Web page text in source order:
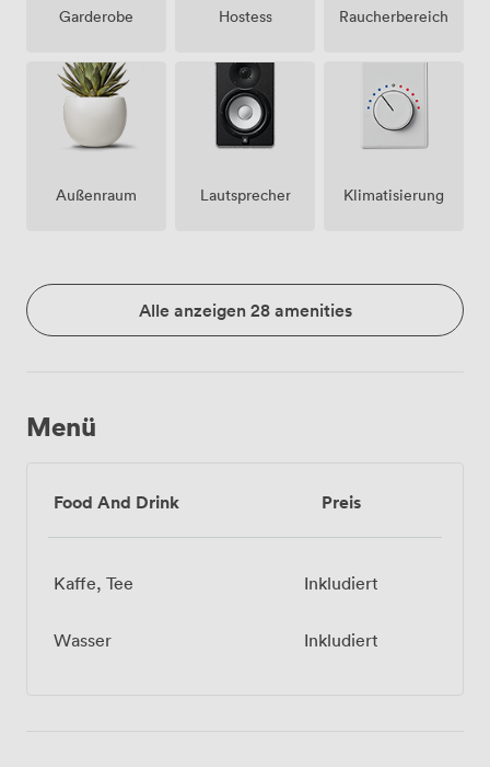
Garderobe Hostess Raucherbereich
Außenraum Lautsprecher Klimatisierung
Alle anzeigen 28 amenities
Menü
Food And Drink Preis
Kaffe, Tee Inkludiert
Wasser Inkludiert